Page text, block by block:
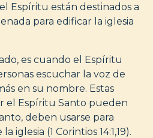
Espíritu están destinados a
para edificar la iglesia
es cuando el Espíritu
escuchar la voz de
en su nombre. Estas
el Espíritu Santo pueden
deben usarse para
iglesia (1 Corintios 14:1,19).